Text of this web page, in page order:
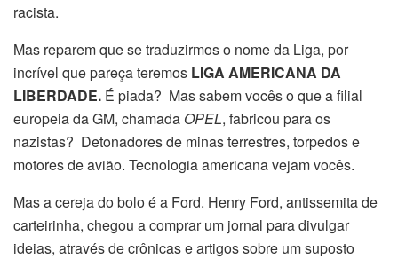
racista.
Mas reparem que se traduzirmos o nome da Liga, por
incrível que pareça teremos LIGA AMERICANA DA
LIBERDADE. É piada? Mas sabem vocês o que a filial
europeia da GM, chamada OPEL, fabricou para os
nazistas? Detonadores de minas terrestres, torpedos e
motores de avião. Tecnologia americana vejam vocês.
Mas a cereja do bolo é a Ford. Henry Ford, antissemita de
carteirinha, chegou a comprar um jornal para divulgar
ideias, através de crônicas e artigos sobre um suposto